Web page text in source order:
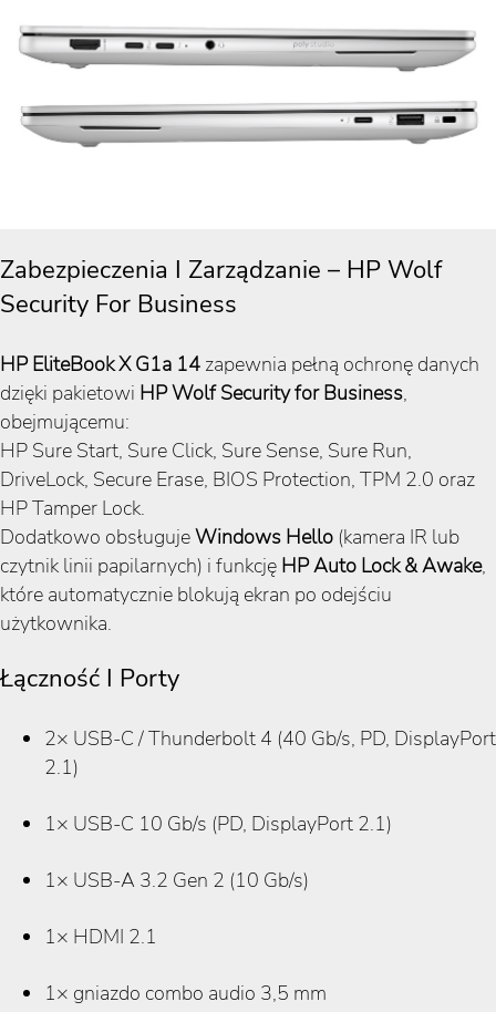
Zabezpieczenia I Zarządzanie – HP Wolf
Security For Business
HP EliteBook X G1a 14 zapewnia pełną ochronę danych
dzięki pakietowi HP Wolf Security for Business,
obejmującemu:
HP Sure Start, Sure Click, Sure Sense, Sure Run,
DriveLock, Secure Erase, BIOS Protection, TPM 2.0 oraz
HP Tamper Lock.
Dodatkowo obsługujeWindows Hello (kamera IR lub
czytnik linii papilarnych) i funkcję HP Auto Lock & Awake,
które automatycznie blokują ekran po odejściu
użytkownika.
Łączność I Porty
2× USB-C / Thunderbolt 4 (40 Gb/s, PD, DisplayPort
2.1)
1× USB-C 10 Gb/s (PD, DisplayPort 2.1)
1× USB-A 3.2 Gen 2 (10 Gb/s)
1× HDMI 2.1
1× gniazdo combo audio 3,5 mm